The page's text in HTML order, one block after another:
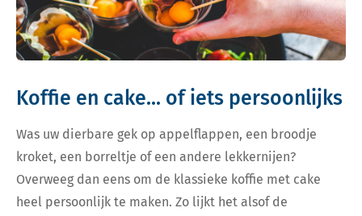
Koffie en cake... of iets persoonlijks
Was uw dierbare gek op appelflappen, een broodje
kroket, een borreltje of een andere lekkernijen?
Overweeg dan eens om de klassieke koffie met cake
heel persoonlijk te maken. Zo lijkt het alsof de